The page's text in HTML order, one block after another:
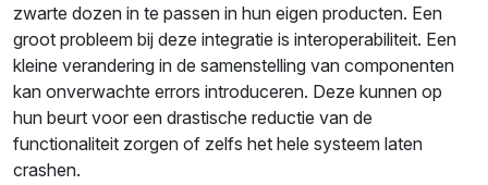
zwarte dozen in te passen in hun eigen producten. Een
groot probleem bij deze integratie is interoperabiliteit. Een
kleine verandering in de samenstelling van componenten
kan onverwachte errors introduceren. Deze kunnen op
hun beurt voor een drastische reductie van de
functionaliteit zorgen of zelfs het hele systeem laten
crashen.